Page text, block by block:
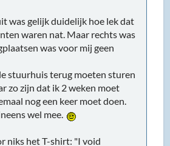
gok wat ik genomen heb.
stuurhuis moeten
Maar in dit geval is het goed
the Struggle, the More
best trots op haha.
naar huis ben gegaan. Ik
over een mooi nieuw